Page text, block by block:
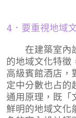
4．要重視地域
在建築室內設
的地域文化特徵
高級賓館酒店，
定中分數也占的
通用原理，既「
鮮明的地域文化